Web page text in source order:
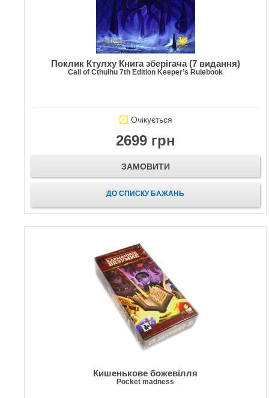
Поклик Ктулху Книга зберігача (7 видання)
Call of Cthulhu 7th Edition Keeper’s Rulebook
Очікується
2699 грн
ЗАМОВИТИ
ДО СПИСКУ БАЖАНЬ
Кишенькове божевілля
Pocket madness